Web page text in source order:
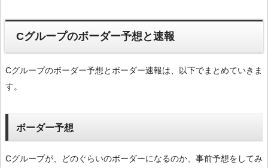
Cグループのボーダー予想と速報
Cグループのボーダー予想とボーダー速報は、以下でまとめていきま
す。
ボーダー予想
Cグループが、どのぐらいのボーダーになるのか、事前予想をしてみ